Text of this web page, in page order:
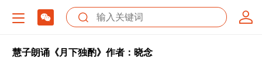
慧子朗诵《月下独酌》作者：晓念